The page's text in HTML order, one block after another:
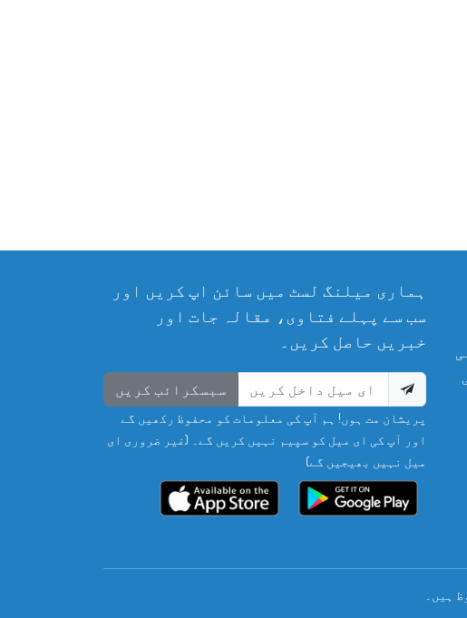
ہماری میلنگ لسٹ میں سائن اپ کریں اور
سب سے پہلے فتاوی، مقالہ جات اور
خبریں حاصل کریں۔
سبسکرائب کریں
پریشان مت ہوں! ہم آپ کی معلومات کو محفوظ رکھیں گے
اور آپ کی ای میل کو سپیم نہیں کریں گے۔ (غیر ضروری ای
میل نہیں بھیجیں گے)